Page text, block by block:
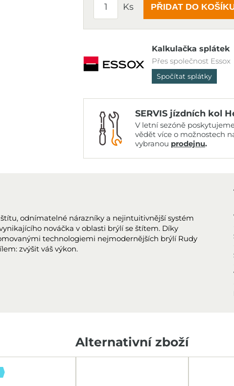
Ks PŘIDAT DO
Kalkulačka splátek
Přes společnost Essox
Spočítat splátky
SERVIS jízdních kol
V letní sezóně
vědět více o možnostech
vybranou prodejnu.
odnímatelné nárazníky a nejintuitivnější systém
nováčka v oblasti brýlí se štítem. Díky
technologiemi nejmodernějších brýlí Rudy
zvýšit váš výkon.
Alternativní zboží